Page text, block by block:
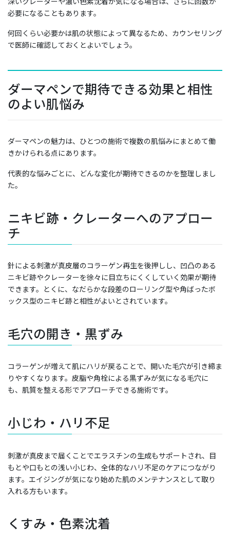
必要になることもあります。
何回くらい必要かは肌の状態によって異なるため、カウンセリング
で医師に確認しておくとよいでしょう。
ダーマペンで期待できる効果と相性
のよい肌悩み
ダーマペンの魅力は、ひとつの施術で複数の肌悩みにまとめて働
きかけられる点にあります。
代表的な悩みごとに、どんな変化が期待できるのかを整理しまし
た。
ニキビ跡・クレーターへのアプロー
チ
針による刺激が真皮層のコラーゲン再生を後押しし、凹凸のある
ニキビ跡やクレーターを徐々に目立ちにくくしていく効果が期待
できます。とくに、なだらかな段差のローリング型や角ばったボ
ックス型のニキビ跡と相性がよいとされています。
毛穴の開き・黒ずみ
コラーゲンが増えて肌にハリが戻ることで、開いた毛穴が引き締ま
りやすくなります。皮脂や角栓による黒ずみが気になる毛穴に
も、肌質を整える形でアプローチできる施術です。
小じわ・ハリ不足
刺激が真皮まで届くことでエラスチンの生成もサポートされ、目
もとや口もとの浅い小じわ、全体的なハリ不足のケアにつながり
ます。エイジングが気になり始めた肌のメンテナンスとして取り
入れる方もいます。
くすみ・色素沈着